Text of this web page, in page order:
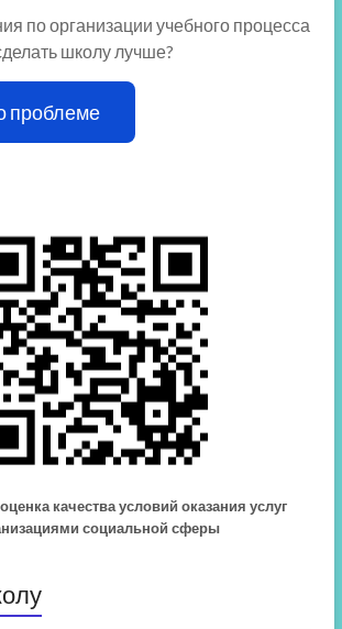
по организации учебного процесса
школу лучше?
проблеме
качества условий оказания услуг
социальной сферы